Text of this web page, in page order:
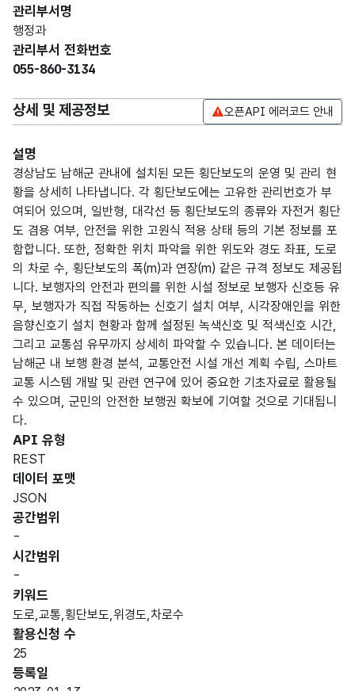
관리부서명
행정과
관리부서 전화번호
055-860-3134
상세 및 제공정보 오픈API 에러코드 안내
설명
경상남도 남해군 관내에 설치된 모든 횡단보도의 운영 및 관리 현
황을 상세히 나타냅니다. 각 횡단보도에는 고유한 관리번호가 부
여되어 있으며, 일반형, 대각선 등 횡단보도의 종류와 자전거 횡단
도 겸용 여부, 안전을 위한 고원식 적용 상태 등의 기본 정보를 포
함합니다. 또한, 정확한 위치 파악을 위한 위도와 경도 좌표, 도로
의 차로 수, 횡단보도의 폭(m)과 연장(m) 같은 규격 정보도 제공됩
니다. 보행자의 안전과 편의를 위한 시설 정보로 보행자 신호등 유
무, 보행자가 직접 작동하는 신호기 설치 여부, 시각장애인을 위한
음향신호기 설치 현황과 함께 설정된 녹색신호 및 적색신호 시간,
그리고 교통섬 유무까지 상세히 파악할 수 있습니다. 본 데이터는
남해군 내 보행 환경 분석, 교통안전 시설 개선 계획 수립, 스마트
교통 시스템 개발 및 관련 연구에 있어 중요한 기초자료로 활용될
수 있으며, 군민의 안전한 보행권 확보에 기여할 것으로 기대됩니
다.
API 유형
REST
데이터 포맷
JSON
공간범위
-
시간범위
-
키워드
도로,교통,횡단보도,위경도,차로수
활용신청 수
25
등록일